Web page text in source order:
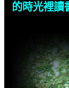
的時光裡讀